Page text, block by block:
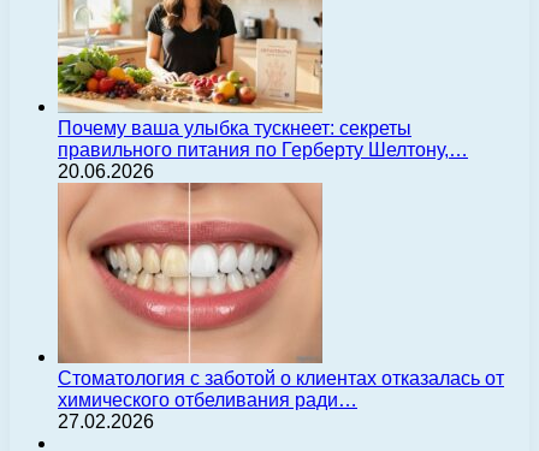
Почему ваша улыбка тускнеет: секреты
правильного питания по Герберту Шелтону,…
20.06.2026
Стоматология с заботой о клиентах отказалась от
химического отбеливания ради…
27.02.2026